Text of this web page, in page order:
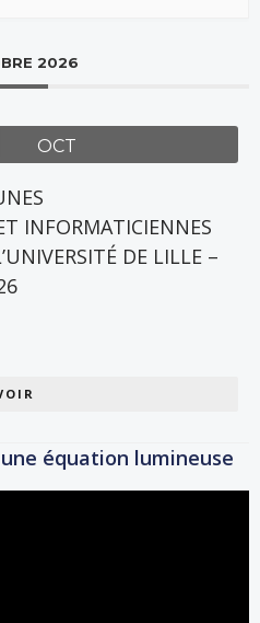
2026
OCT
INFORMATICIENNES
DE LILLE –
équation lumineuse